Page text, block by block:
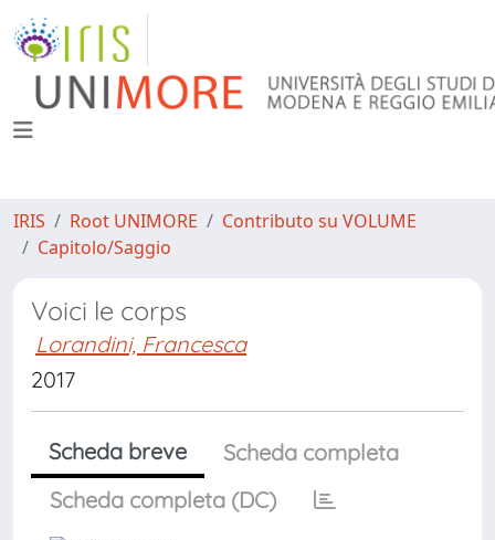
IRIS Root UNIMORE
Contributo su VOLUME
Capitolo/Saggio
Voici le corps
Lorandini, Francesca
2017
Scheda breve
Scheda completa
Scheda completa (DC)